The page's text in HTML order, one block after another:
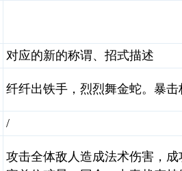
对应的新的称谓、招式描述
纤纤出铁手，烈烈舞金蛇。暴
/
攻击全体敌人造成法术伤害，